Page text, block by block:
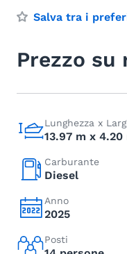
Salva tra i
Prezzo su
Lunghezza x
13.97 m x 4.20
Carburante
Diesel
Anno
2025
Posti